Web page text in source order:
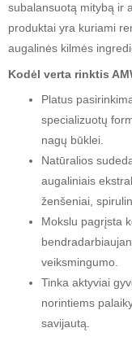
subalansuotą mitybą ir
produktai yra kuriami
augalinės kilmės
Kodėl verta rinktis
Platus
specializuotų
nagų būklei.
Natūralios
augaliniais
ženšeniai,
Mokslu pagrįsta
veiksmingumo.
Tinka aktyviai
norintiems
savijautą.